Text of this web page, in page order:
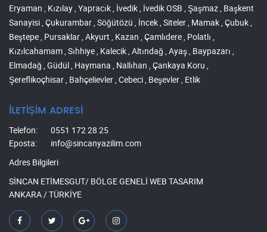
Eryaman , Kızılay , Yapracık , İvedik , İvedik OSB , Şaşmaz , Başkent
Sanayisi , Çukurambar , Söğütözü , İncek , Siteler , Mamak , Çubuk ,
Beştepe , Pursaklar , Akyurt , Kazan , Çamlıdere , Polatlı ,
Kızılcahamam , Sıhhiye , Kalecik , Altındağ , Ayaş , Baypazarı ,
Elmadağ , Güdül , Haymana , Nallıhan , Çankaya Koru ,
Şereflikoçhisar , Bahçelievler , Cebeci , Beşevler , Etlik
İLETİŞİM ADRESİ
Telefon:
0551 172 28 25
Eposta:
info@sincanyazilim.com
Adres Bilgileri
SİNCAN ETİMESGUT/ BÖLGE GENELİ WEB TASARIM
ANKARA / TÜRKİYE